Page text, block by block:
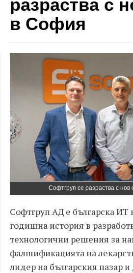
в София
Софтгруп се разраства с
Софтгруп АД е българска ИТ
годишна история в
технологични решения за
фалшификацията на
лидер на българския пазар